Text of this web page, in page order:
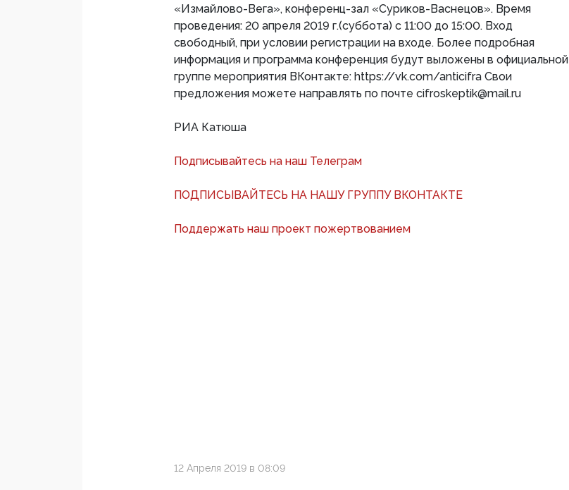
«Измайлово-Вега», конференц-зал «Суриков-Васнецов». Время
проведения: 20 апреля 2019 г.(суббота) с 11:00 до 15:00. Вход
свободный, при условии регистрации на входе. Более подробная
информация и программа конференция будут выложены в официальной
группе мероприятия ВКонтакте: https://vk.com/anticifra Cвои
предложения можете направлять по почте cifroskeptik@mail.ru
РИА Катюша
Подписывайтесь на наш Телеграм
ПОДПИСЫВАЙТЕСЬ НА НАШУ ГРУППУ ВКОНТАКТЕ
Поддержать наш проект пожертвованием
12 Апреля 2019 в 08:09